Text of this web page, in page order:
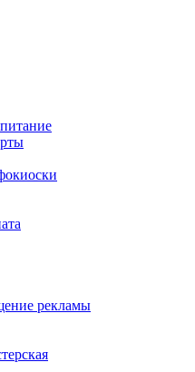
рекламы